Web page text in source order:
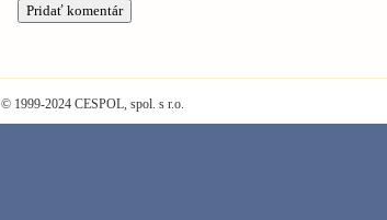
© 1999-2024 CESPOL, spol. s r.o.